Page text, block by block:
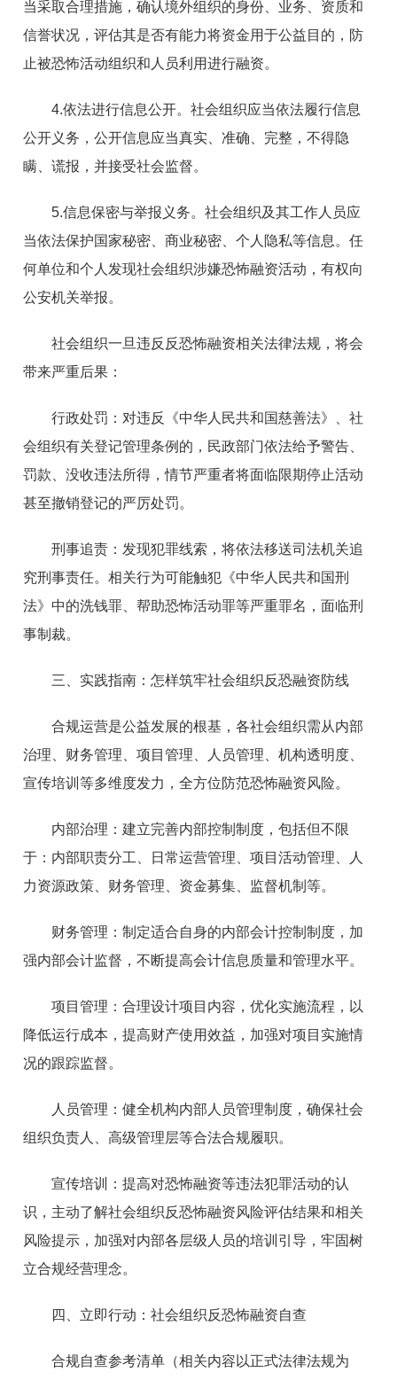
当采取合理措施，确认境外组织的身份、业务、资质和
信誉状况，评估其是否有能力将资金用于公益目的，防
止被恐怖活动组织和人员利用进行融资。
4.依法进行信息公开。社会组织应当依法履行信息
公开义务，公开信息应当真实、准确、完整，不得隐
瞒、谎报，并接受社会监督。
5.信息保密与举报义务。社会组织及其工作人员应
当依法保护国家秘密、商业秘密、个人隐私等信息。任
何单位和个人发现社会组织涉嫌恐怖融资活动，有权向
公安机关举报。
社会组织一旦违反反恐怖融资相关法律法规，将会
带来严重后果：
行政处罚：对违反《中华人民共和国慈善法》、社
会组织有关登记管理条例的，民政部门依法给予警告、
罚款、没收违法所得，情节严重者将面临限期停止活动
甚至撤销登记的严厉处罚。
刑事追责：发现犯罪线索，将依法移送司法机关追
究刑事责任。相关行为可能触犯《中华人民共和国刑
法》中的洗钱罪、帮助恐怖活动罪等严重罪名，面临刑
事制裁。
三、实践指南：怎样筑牢社会组织反恐融资防线
合规运营是公益发展的根基，各社会组织需从内部
治理、财务管理、项目管理、人员管理、机构透明度、
宣传培训等多维度发力，全方位防范恐怖融资风险。
内部治理：建立完善内部控制制度，包括但不限
于：内部职责分工、日常运营管理、项目活动管理、人
力资源政策、财务管理、资金募集、监督机制等。
财务管理：制定适合自身的内部会计控制制度，加
强内部会计监督，不断提高会计信息质量和管理水平。
项目管理：合理设计项目内容，优化实施流程，以
降低运行成本，提高财产使用效益，加强对项目实施情
况的跟踪监督。
人员管理：健全机构内部人员管理制度，确保社会
组织负责人、高级管理层等合法合规履职。
宣传培训：提高对恐怖融资等违法犯罪活动的认
识，主动了解社会组织反恐怖融资风险评估结果和相关
风险提示，加强对内部各层级人员的培训引导，牢固树
立合规经营理念。
四、立即行动：社会组织反恐怖融资自查
合规自查参考清单（相关内容以正式法律法规为